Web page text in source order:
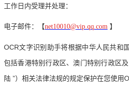
工作日内受理并处理：
电子邮件：【net10010@vip.qq.com 】
OCR文字识别助手将根据中华人民共和
包括香港特别行政区、澳门特别行政区
陆 ”）相关法律法规的规定保护在您使用